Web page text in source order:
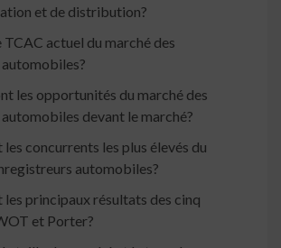
et de distribution?
TCAC actuel du marché des
les opportunités du marché des
devant le marché?
les concurrents les plus élevés du
automobiles?
les principaux résultats des cinq
et Porter?